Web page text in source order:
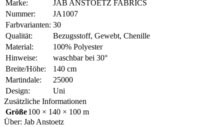
Marke:
JAB ANSTOETZ FABRICS
Nummer:
JA1007
Farbvarianten: 30
Qualität:
Bezugsstoff, Gewebt, Chenille
Material:
100% Polyester
Hinweise:
waschbar bei 30°
Breite/Höhe:
140 cm
Martindale:
25000
Design:
Uni
Zusätzliche Informationen
Größe100 × 140 × 100 m
Über: Jab Anstoetz